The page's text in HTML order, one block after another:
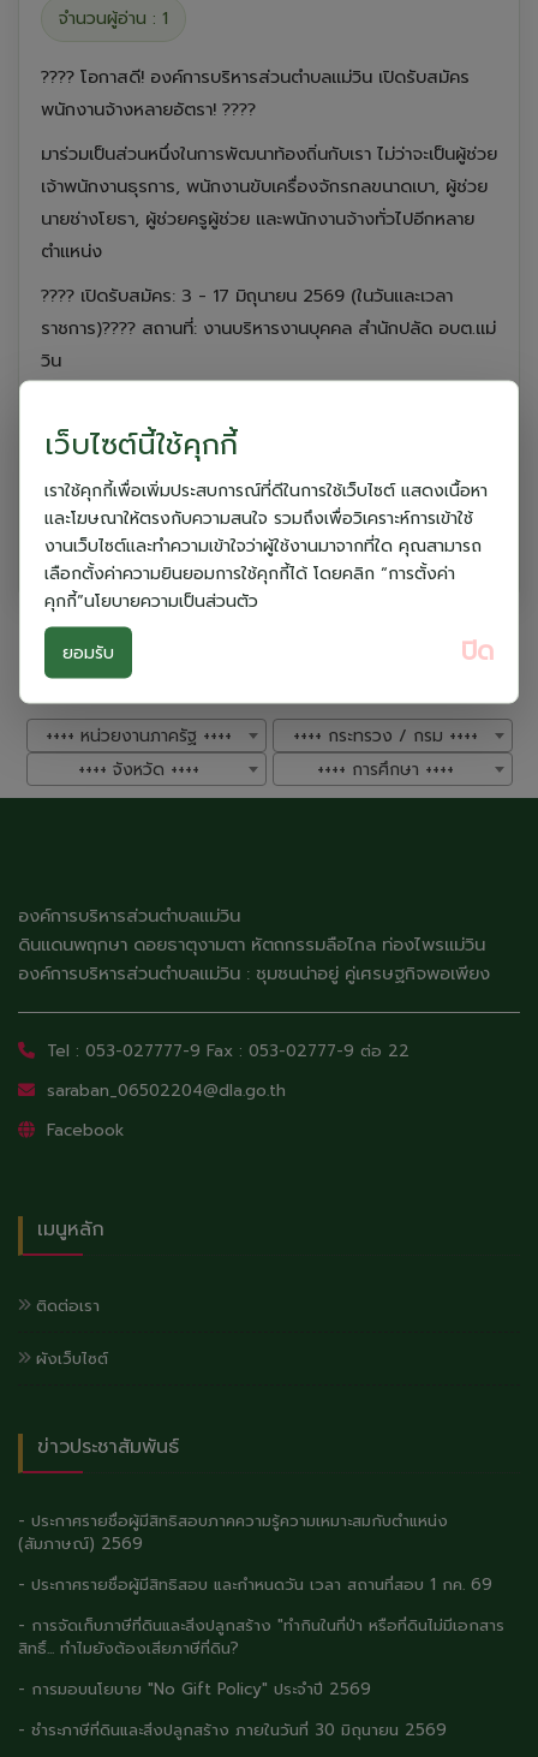
เว็บไซต์นี้ใช้คุกกี้
เราใช้คุกกี้เพื่อเพิ่มประสบการณ์ที่ดีในการใช้เว็บไซต์ แสดงเนื้อหา
และโฆษณาให้ตรงกับความสนใจ รวมถึงเพื่อวิเคราะห์การเข้าใช้
งานเว็บไซต์และทำความเข้าใจว่าผู้ใช้งานมาจากที่ใด คุณสามารถ
เลือกตั้งค่าความยินยอมการใช้คุกกี้ได้ โดยคลิก “การตั้งค่า
คุกกี้”นโยบายความเป็นส่วนตัว
ยอมรับ ปิด
จำนวนผู้อ่าน : 1
???? โอกาสดี! องค์การบริหารส่วนตำบลแม่วิน เปิดรับสมัคร
พนักงานจ้างหลายอัตรา! ????
มาร่วมเป็นส่วนหนึ่งในการพัฒนาท้องถิ่นกับเรา ไม่ว่าจะเป็นผู้ช่วย
เจ้าพนักงานธุรการ, พนักงานขับเครื่องจักรกลขนาดเบา, ผู้ช่วย
นายช่างโยธา, ผู้ช่วยครูผู้ช่วย และพนักงานจ้างทั่วไปอีกหลาย
ตำแหน่ง
????️ เปิดรับสมัคร: 3 - 17 มิถุนายน 2569 (ในวันและเวลา
ราชการ)???? สถานที่: งานบริหารงานบุคคล สำนักปลัด อบต.แม่
วิน
ดีๆ ให้ชุมชนแม่วินไปด้วยกัน!
???? ดูรายละเอียดเพิ่มเติมและดาวน์โหลดประกาศ:
http://www.maewin.net???? สอบถามข้อมูล: 0-5302-
6664 ต่อ 104
++++ หน่วยงานภาครัฐ ++++
++++ กระทรวง / กรม ++++
++++ จังหวัด ++++
++++ การศึกษา ++++
องค์การบริหารส่วนตำบลแม่วิน
ดินแดนพฤกษา ดอยธาตุงามตา หัตถกรรมลือไกล ท่องไพรแม่วิน
องค์การบริหารส่วนตำบลแม่วิน : ชุมชนน่าอยู่ คู่เศรษฐกิจพอเพียง
Tel : 053-027777-9 Fax : 053-02777-9 ต่อ 22
saraban_06502204@dla.go.th
Facebook
เมนูหลัก
ติดต่อเรา
ผังเว็บไซต์
ข่าวประชาสัมพันธ์
- ประกาศรายชื่อผู้มีสิทธิสอบภาคความรู้ความเหมาะสมกับตำแหน่ง
(สัมภาษณ์) 2569
- ประกาศรายชื่อผู้มีสิทธิสอบ และกำหนดวัน เวลา สถานที่สอบ 1 กค. 69
- การจัดเก็บภาษีที่ดินและสิ่งปลูกสร้าง "ทำกินในที่ป่า หรือที่ดินไม่มีเอกสาร
สิทธิ์... ทำไมยังต้องเสียภาษีที่ดิน?
- การมอบนโยบาย "No Gift Policy" ประจำปี 2569
- ชำระภาษีที่ดินและสิ่งปลูกสร้าง ภายในวันที่ 30 มิถุนายน 2569